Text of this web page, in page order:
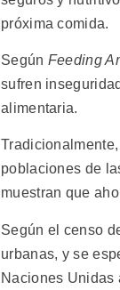
próxima comida.
Según Feeding
sufren
alimentaria.
poblaciones de
muestran que
Según el censo
urbanas, y se
Naciones Unidas